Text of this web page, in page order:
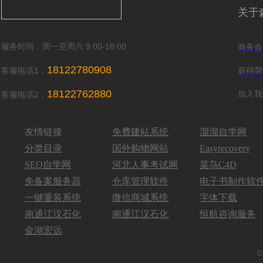
关于
服务时间：周一至周六 9:00-18:00
客服电话1： 18122780908
客服电话2： 18122762880
商务
获得
加入
友情链接 免费建站系统
溜溜自学网
分类目录
国外购物网站
Easyrecovery
SEO自学网
河北人事考试网
菜鸟C4D
免备案服务器
仓库管理软件
电子书制作软
一键重装系统
微信商城系统
字体下载
南通江汉石化
南通江汉石化
恒航咨询服务
金湖宏远
©